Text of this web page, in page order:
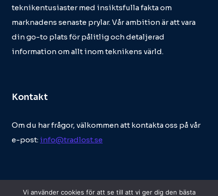
teknikentusiaster med insiktsfulla fakta om
marknadens senaste prylar. Vår ambition är att vara
din go-to plats för pålitlig och detaljerad
information om allt inom teknikens värld.
Kontakt
Om du har frågor, välkommen att kontakta oss på vår
e-post: info@tradlost.se
Vi använder cookies för att se till att vi ger dig den bästa